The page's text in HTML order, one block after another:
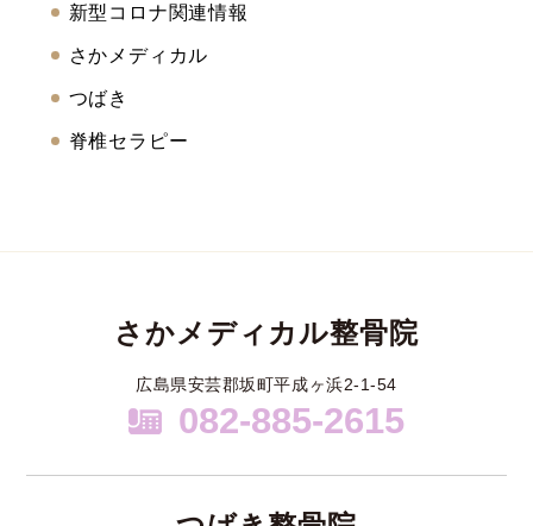
新型コロナ関連情報
さかメディカル
つばき
脊椎セラピー
さかメディカル整骨院
広島県安芸郡坂町平成ヶ浜2-1-54
082-885-2615